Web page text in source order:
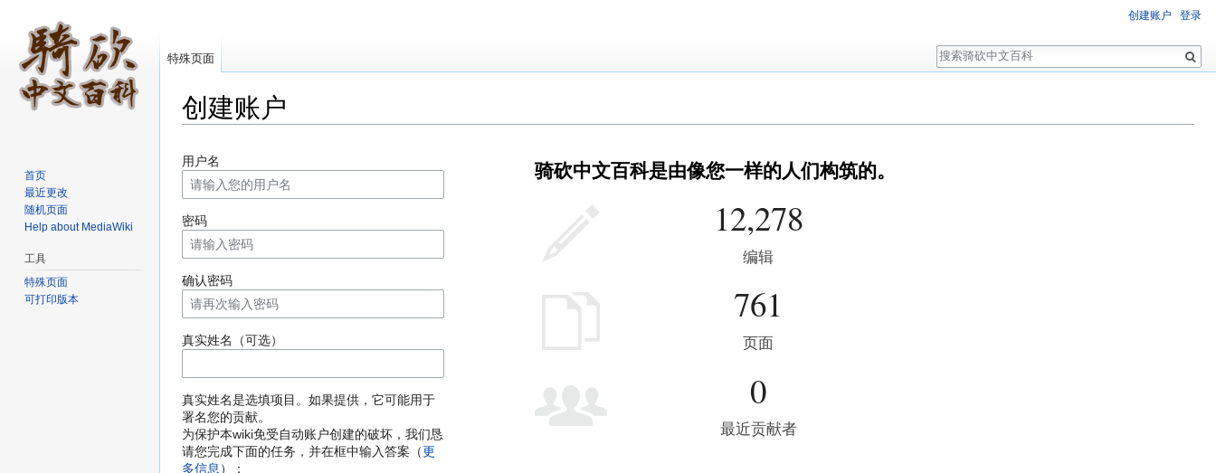
创建账户
用户名
密码
确认密码
真实姓名（可选）
真实姓名是选填项目。如果提供，它可能用于
署名您的贡献。
为保护本wiki免受自动账户创建的破坏，我们恳
请您完成下面的任务，并在框中输入答案（更
多信息）：
骑砍中文百科是由像您一样的人们构筑的。
12,278
编辑
761
页面
0
最近贡献者
创建账户 登录
特殊页面
搜
索
首页
最近更改
随机页面
Help about MediaWiki
工具
特殊页面
可打印版本